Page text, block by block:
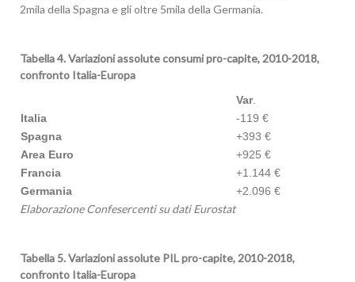
2mila della Spagna e gli oltre 5mila della Germania.
Tabella 4. Variazioni assolute consumi pro-capite, 2010-2018,
confronto Italia-Europa
Var.
Italia
-119 €
Spagna
+393 €
Area Euro
+925 €
Francia
+1.144 €
Germania
+2.096 €
ElaborazioneConfesercenti su dati Eurostat
Tabella 5. Variazioni assolute PIL pro-capite, 2010-2018,
confronto Italia-Europa